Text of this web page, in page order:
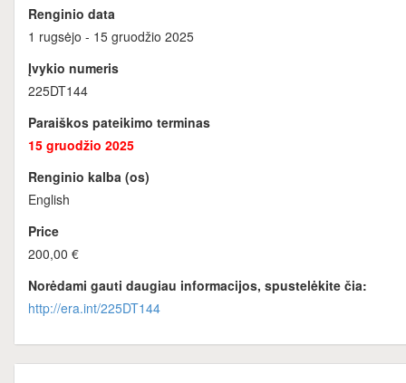
Renginio data
1 rugsėjo - 15 gruodžio 2025
Įvykio numeris
225DT144
Paraiškos pateikimo terminas
15 gruodžio 2025
Renginio kalba (os)
English
Price
200,00 €
Norėdami gauti daugiau informacijos, spustelėkite čia:
http://era.int/225DT144